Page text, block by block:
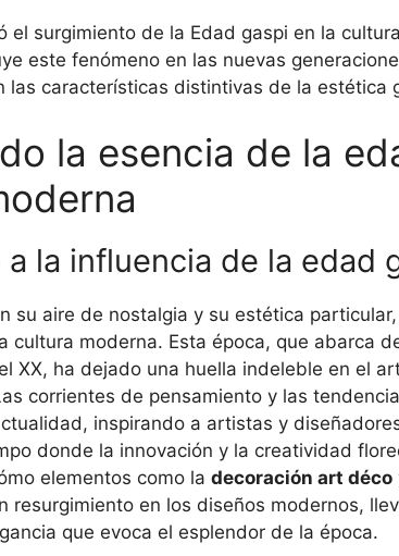
el surgimiento de la Edad gaspi en la
este fenómeno en las nuevas
las características distintivas de la estética
la esencia de la
la influencia de la edad
su aire de nostalgia y su estética
cultura moderna. Esta época, que abarca
XX, ha dejado una huella indeleble en el
corrientes de pensamiento y las
inspirando a artistas y
donde la innovación y la creatividad
elementos como la decoración art déco
resurgimiento en los diseños modernos,
que evoca el esplendor de la época.